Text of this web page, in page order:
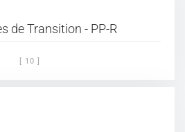
de Transition - PP-R
[ 10 ]